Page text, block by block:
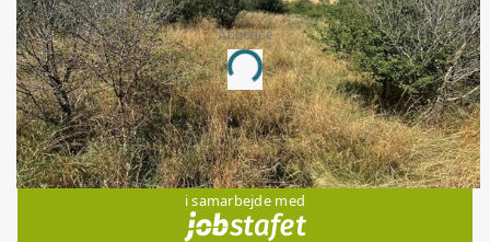
Annonce
Loading...
Jobs
i samarbejde med